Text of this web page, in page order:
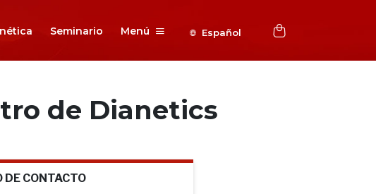
Seminario Menú Español
de Dianetics
DE CONTACTO